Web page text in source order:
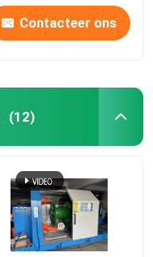
Contacteer ons
(12)